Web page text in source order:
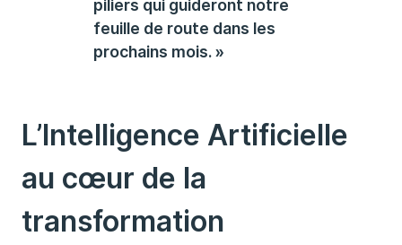
piliers qui guideront notre
feuille de route dans les
prochains mois. »
L’Intelligence Artificielle
au cœur de la
transformation